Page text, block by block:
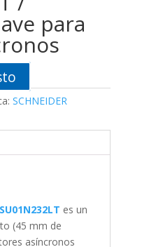
para
SCHNEIDER
es un
(45 mm de
asíncronos